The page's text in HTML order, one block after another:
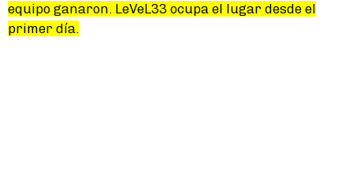
equipo ganaron. LeVeL33 ocupa el lugar desde el
primer día.